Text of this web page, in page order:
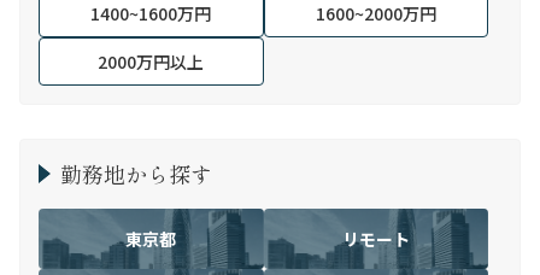
1400~1600万円
1600~2000万円
2000万円以上
勤務地から探す
東京都 リモート